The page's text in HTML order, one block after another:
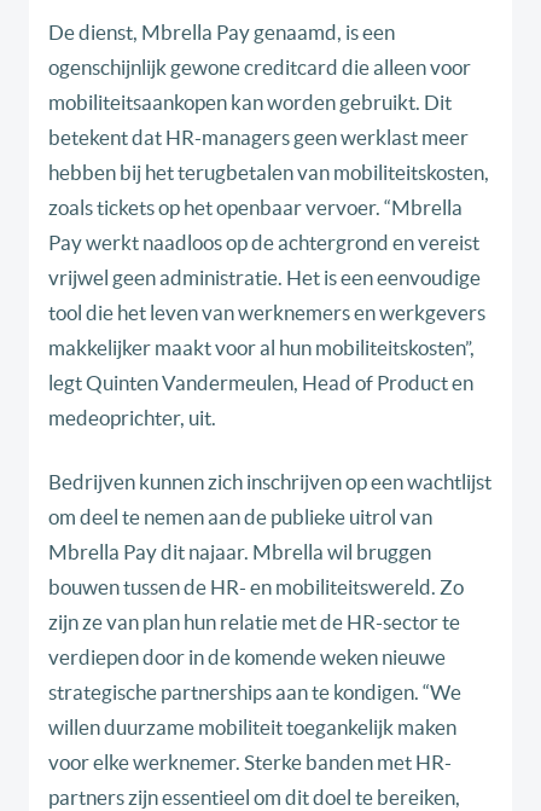
De dienst, Mbrella Pay genaamd, is een
ogenschijnlijk gewone creditcard die alleen voor
mobiliteitsaankopen kan worden gebruikt. Dit
betekent dat HR-managers geen werklast meer
hebben bij het terugbetalen van mobiliteitskosten,
zoals tickets op het openbaar vervoer. “Mbrella
Pay werkt naadloos op de achtergrond en vereist
vrijwel geen administratie. Het is een eenvoudige
tool die het leven van werknemers en werkgevers
makkelijker maakt voor al hun mobiliteitskosten”,
legt Quinten Vandermeulen, Head of Product en
medeoprichter, uit.
Bedrijven kunnen zich inschrijven op een wachtlijst
om deel te nemen aan de publieke uitrol van
Mbrella Pay dit najaar. Mbrella wil bruggen
bouwen tussen de HR- en mobiliteitswereld. Zo
zijn ze van plan hun relatie met de HR-sector te
verdiepen door in de komende weken nieuwe
strategische partnerships aan te kondigen. “We
willen duurzame mobiliteit toegankelijk maken
voor elke werknemer. Sterke banden met HR-
partners zijn essentieel om dit doel te bereiken,